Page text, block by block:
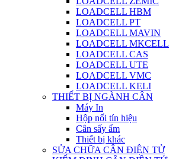
LOADCELL HBM
LOADCELL PT
LOADCELL MAVIN
LOADCELL MKCELL
LOADCELL CAS
LOADCELL UTE
LOADCELL VMC
LOADCELL KELI
THIẾT BỊ NGÀNH CÂN
Máy In
Hộp nối tín hiệu
Cân sấy ẩm
Thiết bị khác
SỬA CHỮA CÂN ĐIỆN TỬ